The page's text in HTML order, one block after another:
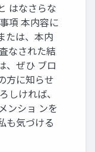
はなさらな
項 本内容に
たは、本内
なされた結
、ぜひ ブロ
方に知らせ
しければ、
ンショ ンを
も気づける